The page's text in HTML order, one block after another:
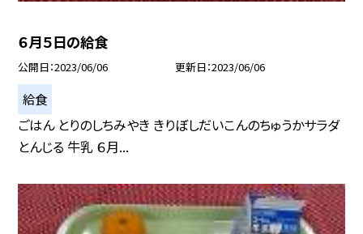
６月５日の給食
公開日 2023/06/06 更新日 2023/06/06
給食
ごはん とりのしちみやき きりぼしだいこんのちゅうかサラダ
とんじる 牛乳 ６月...